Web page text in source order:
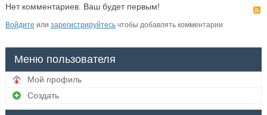
Нет комментариев. Ваш будет первым!
Войдите или зарегистрируйтесьчтобы добавлять комментарии
Меню пользователя
Мой профиль
Создать